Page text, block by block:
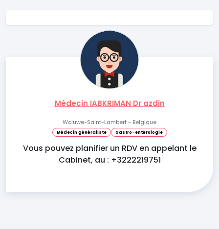
Médecin IABKRIMAN Dr azdin
Woluwe-Saint-Lambert - Belgique
Médecin généraliste Gastro-entérologie
Vous pouvez planifier un RDV en appelant le
Cabinet, au : +3222219751